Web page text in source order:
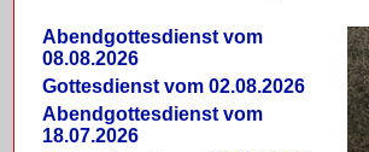
Abendgottesdienst vom
08.08.2026
Gottesdienst vom 02.08.2026
Abendgottesdienst vom
18.07.2026